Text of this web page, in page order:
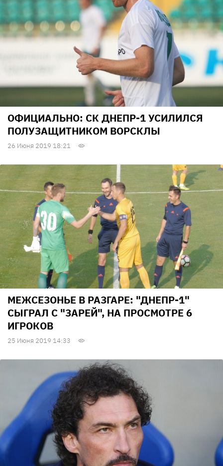
ОФИЦИАЛЬНО: СК ДНЕПР-1 УСИЛИЛСЯ
ПОЛУЗАЩИТНИКОМ ВОРСКЛЫ
26 Июня 2019 18:21
МЕЖСЕЗОНЬЕ В РАЗГАРЕ: "ДНЕПР-1"
СЫГРАЛ С "ЗАРЕЙ", НА ПРОСМОТРЕ 6
ИГРОКОВ
25 Июня 2019 14:33